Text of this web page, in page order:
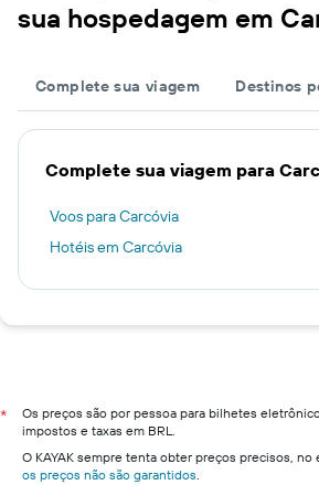
sua hospedagem em
Complete sua viagem Destinos
Complete sua viagem para
Voos para Carcóvia
Hotéis em Carcóvia
*
Os preços são por pessoa para bilhetes
impostos e taxas em BRL.
O KAYAK sempre tenta obter preços precisos, no
os preços não são garantidos.